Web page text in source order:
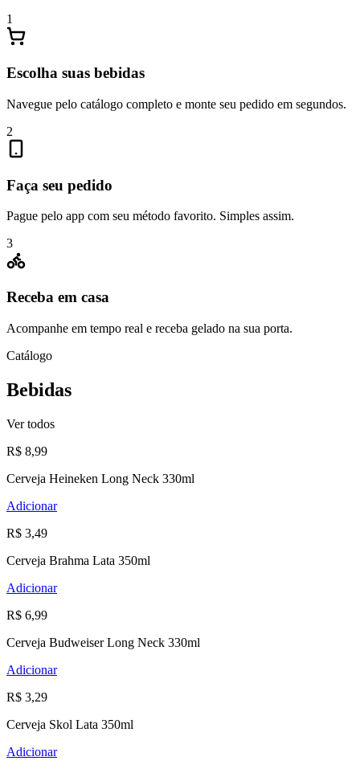
1
Escolha suas bebidas
Navegue pelo catálogo completo e monte seu pedido em segundos.
2
Faça seu pedido
Pague pelo app com seu método favorito. Simples assim.
3
Receba em casa
Acompanhe em tempo real e receba gelado na sua porta.
Catálogo
Bebidas
Ver todos
R$ 8,99
Cerveja Heineken Long Neck 330ml
Adicionar
R$ 3,49
Cerveja Brahma Lata 350ml
Adicionar
R$ 6,99
Cerveja Budweiser Long Neck 330ml
Adicionar
R$ 3,29
Cerveja Skol Lata 350ml
Adicionar